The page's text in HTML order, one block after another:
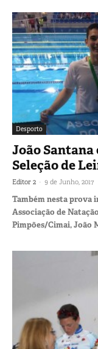
Desporto
João Santana
Seleção de
Editor 2 - 9 de Junho, 2017
Também nesta prova
Associação de
Pimpões/Cimai, João